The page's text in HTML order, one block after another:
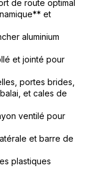
de route optimal
et
aluminium
et jointé pour
portes brides,
et cales de
ventilé pour
et barre de
plastiques